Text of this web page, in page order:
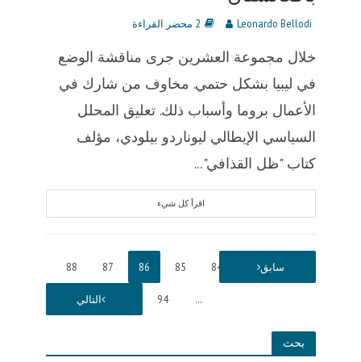
Leonardo Bellodi 2 محضر القراءة
خلال مجموعة العشرين جرى مناقشة الوضع
في ليبيا بشكل حتمي. مخاوف من شارك في
الأعمال بروما وأسباب ذلك. تعليق المحلل
السياسي الإيطالي ليوناردو بيلودي، مؤلف
كتاب "ظل القذافي"...
اقرأ كل شيء
سابق 84
85
86
87
88
…
94 التالي
بحث